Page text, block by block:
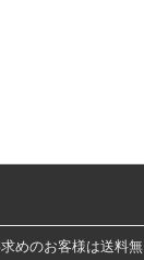
めのお客様は送料無